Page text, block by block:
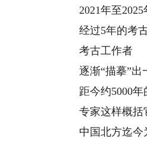
2021年至2025
经过5年的考
考古工作者
逐渐“描摹”出
距今约5000年
专家这样概括
中国北方迄今